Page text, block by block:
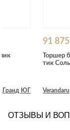
Гранд ЮГ
91
Торшер
тик
Verandaru
ОТЗЫВЫ И